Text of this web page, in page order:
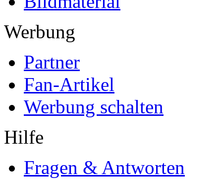
Werbung
Partner
Fan-Artikel
Werbung schalten
Hilfe
Fragen & Antworten